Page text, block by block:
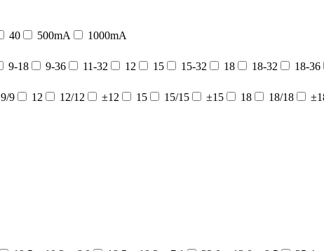
40 500mA
1000mA
9-18 9-36 11-32 12 15 15-32 18 18-32 18-36
9/9 12 12/12 ±12 15 15/15 ±15 18 18/18